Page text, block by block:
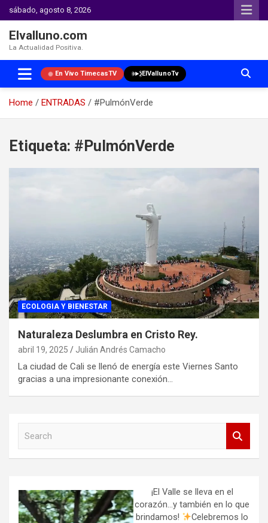
sábado, agosto 8, 2026
Elvalluno.com
La Actualidad Positiva.
En Vivo TimecasTV ElVallunoTv
Home ENTRADAS
#PulmónVerde
content
Etiqueta: #PulmónVerde
ECOLOGIA Y BIENESTAR
Naturaleza Deslumbra en Cristo Rey.
abril 19, 2025 Julián Andrés Camacho
La ciudad de Cali se llenó de energía este Viernes Santo
gracias a una impresionante conexión…
h
¡El Valle se lleva en el
corazón…y también en lo que
brindamos!
Celebremos lo